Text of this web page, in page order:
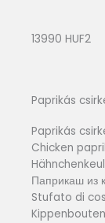
13990 HUF2
Paprikás
Paprikás
Chicken
Паприкаш из
Stufato di